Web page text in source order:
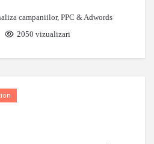
campaniilor, PPC & Adwords
2050 vizualizari